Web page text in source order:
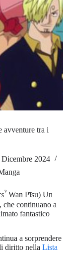
avventure tra i
Dicembre 2024
? Wan Pīsu) Un
continuano a
fantastico
a sorprendere
diritto nella Lista